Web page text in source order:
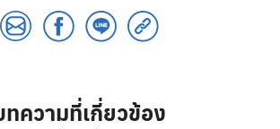
ทความที่เกี่ยวข้อง